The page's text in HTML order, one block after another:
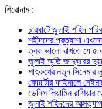
শিরোনাম :
চারঘাটে জুলাই শহিদ
শহীদদের প্রত্যাশা
ত্বক ভালো রাখতে যে ৫
জুলাই স্মৃতি জাদুঘরের
শাহরুখের নতুন সিনেমার
কোয়ার্টার ফাইনালে
ডেনিস লিয়ামিন রাশিয়ার
জুলাই শহিদদের আত্মত্যাগ